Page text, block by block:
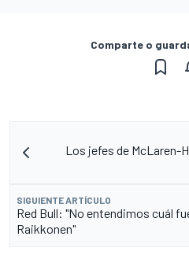
Comparte o
Los jefes de McLaren-
SIGUIENTE ARTÍCULO
Red Bull: "No entendimos cuál
Raikkonen"